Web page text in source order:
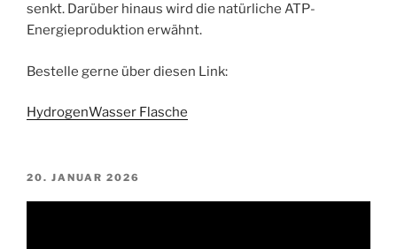
senkt. Darüber hinaus wird die natürliche ATP-
Energieproduktion erwähnt.
Bestelle gerne über diesen Link:
HydrogenWasser Flasche
VERÖFFENTLICHT
20. JANUAR 2026